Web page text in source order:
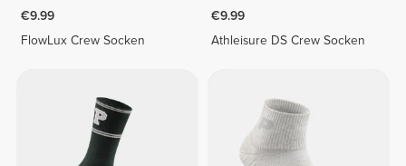
€9.99
FlowLux Crew Socken
€9.99
Athleisure DS Crew Socken